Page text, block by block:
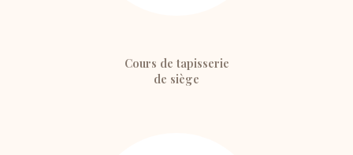
Cours de tapisserie
de siège